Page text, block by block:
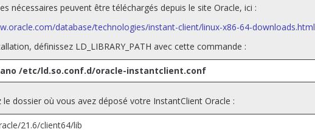
nécessaires peuvent être téléchargés depuis le site Oracle, ici :
database/technologies/instant-client/linux-x86-64-downloads.html
définissez LD_LIBRARY_PATH avec cette commande :
/etc/ld.so.conf.d/oracle-instantclient.conf
le dossier où vous avez déposé votre InstantClient Oracle :
21.6/client64/lib